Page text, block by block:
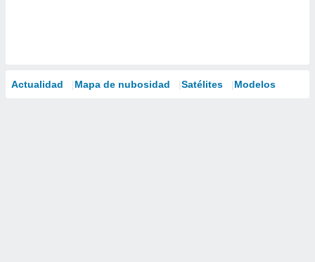
Actualidad Mapa de nubosidad Satélites Modelos